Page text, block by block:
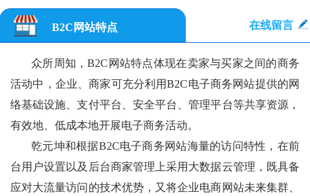
B2C网站特点 在线留言
众所周知，B2C网站特点体现在卖家与买家之间的商务
活动中，企业、商家可充分利用B2C电子商务网站提供的网
络基础设施、支付平台、安全平台、管理平台等共享资源，
有效地、低成本地开展电子商务活动。
乾元坤和根据B2C电子商务网站海量的访问特性，在前
台用户设置以及后台商家管理上采用大数据云管理，既具备
应对大流量访问的技术优势，又将企业电商网站未来集群、